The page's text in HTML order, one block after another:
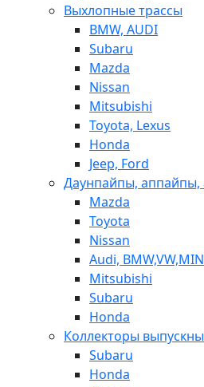
Выхлопные трассы
BMW, AUDI
Subaru
Mazda
Nissan
Mitsubishi
Toyota, Lexus
Honda
Jeep, Ford
Даунпайпы, аппайпы,
Mazda
Toyota
Nissan
Audi,
Mitsubishi
Subaru
Honda
Коллекторы
Subaru
Honda